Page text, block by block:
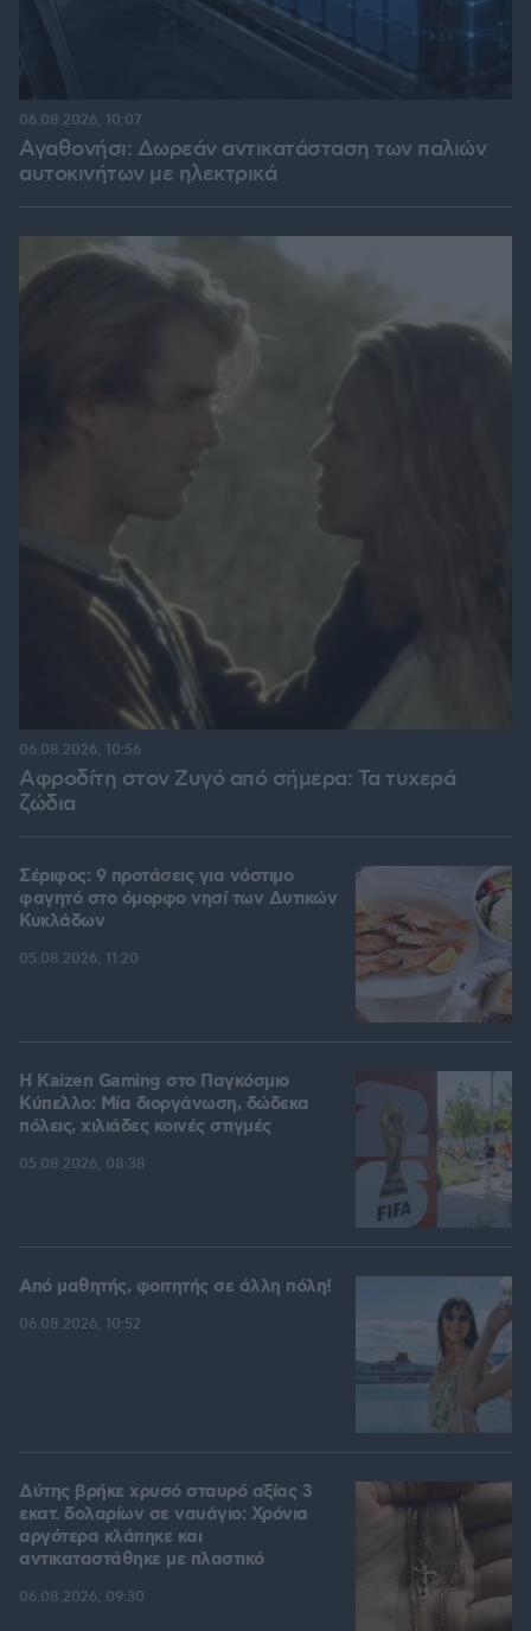
Αγαθονήσι: Δωρεάν αντικατάσταση των παλιών
αυτοκινήτων με ηλεκτρικά
06.08.2026, 10:07
Αφροδίτη στον Ζυγό από σήμερα: Τα τυχερά
ζώδια
06.08.2026, 10:56
Σέριφος: 9 προτάσεις για νόστιμο
φαγητό στο όμορφο νησί των Δυτικών
Κυκλάδων
05.08.2026, 11:20
H Kaizen Gaming στο Παγκόσμιο
Kύπελλο: Μία διοργάνωση, δώδεκα
πόλεις, χιλιάδες κοινές στιγμές
05.08.2026, 08:38
Από μαθητής, φοιτητής σε άλλη πόλη!
06.08.2026, 10:52
Δύτης βρήκε χρυσό σταυρό αξίας 3
εκατ. δολαρίων σε ναυάγιο: Χρόνια
αργότερα κλάπηκε και
αντικαταστάθηκε με πλαστικό
06.08.2026, 09:30